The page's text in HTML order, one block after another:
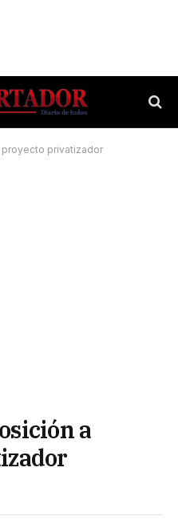
privatizador
a